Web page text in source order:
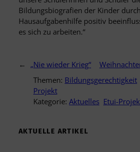
Bildungsbiografien der Kinder
Hausaufgabenhilfe positiv
es sich zu arbeiten.“
← „Nie wieder Krieg“
Themen: Bildungsgerechtigkeit
Projekt
Kategorie: Aktuelles Etui-
AKTUELLE ARTIKEL